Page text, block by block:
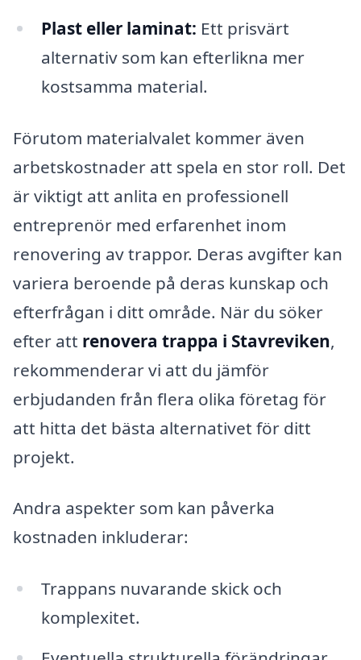
Plast eller laminat: Ett prisvärt
alternativ som kan efterlikna mer
kostsamma material.
Förutom materialvalet kommer även
arbetskostnader att spela en stor roll. Det
är viktigt att anlita en professionell
entreprenör med erfarenhet inom
renovering av trappor. Deras avgifter kan
variera beroende på deras kunskap och
efterfrågan i ditt område. När du söker
efter att renovera trappa i Stavreviken,
rekommenderar vi att du jämför
erbjudanden från flera olika företag för
att hitta det bästa alternativet för ditt
projekt.
Andra aspekter som kan påverka
kostnaden inkluderar:
Trappans nuvarande skick och
komplexitet.